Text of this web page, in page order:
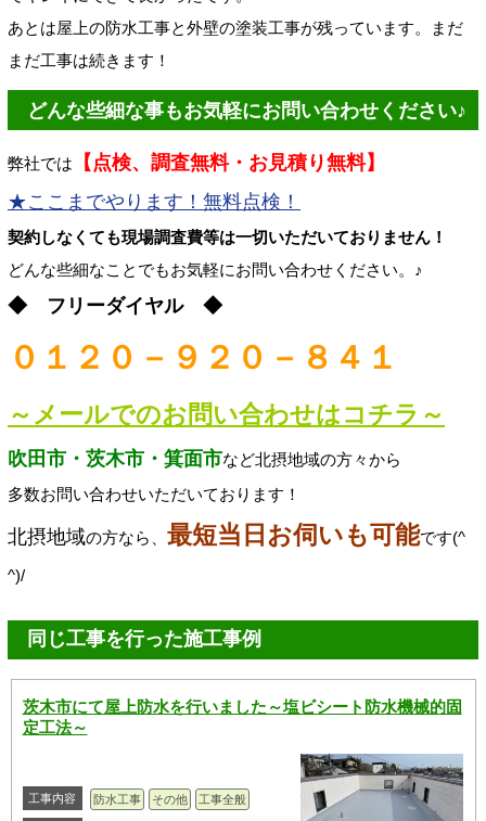
あとは屋上の防水工事と外壁の塗装工事が残っています。まだ
まだ工事は続きます！
どんな些細な事もお気軽にお問い合わせください♪
弊社では
【点検、調査無料・お見積り無料】
★ここまでやります！無料点検！
契約しなくても現場調査費等は一切いただいておりません！
どんな些細なことでもお気軽にお問い合わせください。♪
◆ フリーダイヤル ◆
０１２０－９２０－８４１
～メールでのお問い合わせはコチラ～
吹田市・茨木市・箕面市など北摂地域の方々から
多数お問い合わせいただいております！
北摂地域の方なら、 最短当日お伺いも可能です(^
^)/
同じ工事を行った施工事例
茨木市にて屋上防水を行いました～塩ビシート防水機械的固
定工法～
工事内容 防水工事 その他 工事全般